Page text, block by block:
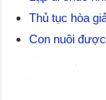
Thủ tục hòa
Con nuôi